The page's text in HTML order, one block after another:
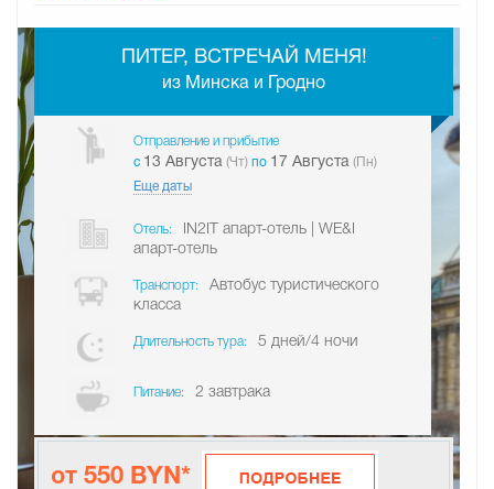
ПИТЕР, ВСТРЕЧАЙ МЕНЯ!
из Минска и Гродно
Отправление и прибытие
c 13 Августа (Чт) по 17 Августа (Пн)
Еще даты
Отель:
IN2IT апарт-отель | WE&I
апарт-отель
Транспорт:
Автобус туристического
класса
Длительность тура: 5 дней/4 ночи
Питание: 2 завтрака
от 550 BYN*
-